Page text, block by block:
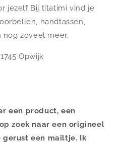
jezelf Bij titatimi vind je
handtassen,
nog zoveel meer.
Opwijk
een product, een
zoek naar een origineel
gerust een mailtje. Ik